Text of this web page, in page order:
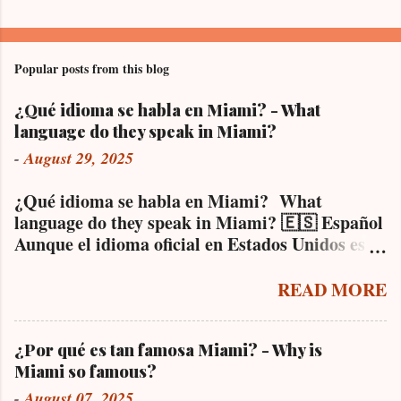
Popular posts from this blog
¿Qué idioma se habla en Miami? - What
language do they speak in Miami?
-August 29, 2025
¿Qué idioma se habla en Miami? What
language do they speak in Miami? 🇪🇸 Español
Aunque el idioma oficial en Estados Unidos es el
escuchar español en todas partes . Esto se debe a
hispanohablantes que viven en la ciudad desde
hace décadas, especialmente la cubana,
venezolana, colombiana, argentina y
nicaragüense, entre otras. De hecho, muchos
READ MORE
¿Por qué es tan famosa Miami? - Why is
Miami so famous?